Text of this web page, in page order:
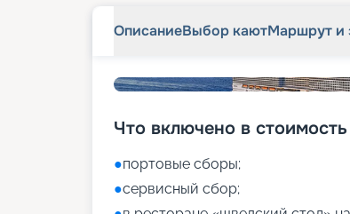
ОписаниеВыбор каютМаршрут и
Что включено в стоимость
●портовые сборы;
●сервисный сбор;